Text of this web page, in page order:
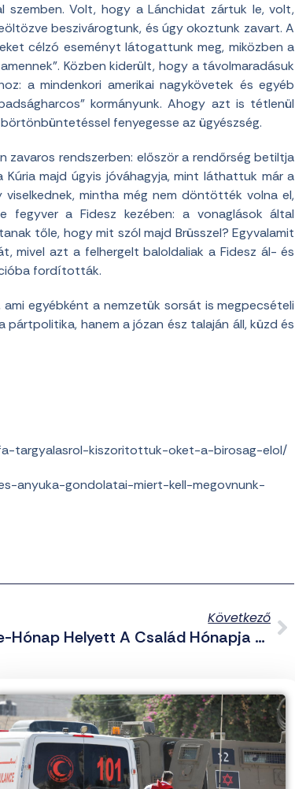
szemben. Volt, hogy a Lánchidat zártuk le, volt,
beszivárogtunk, és úgy okoztunk zavart. A
célzó eseményt látogattunk meg, miközben a
Közben kiderült, hogy a távolmaradásuk
a mindenkori amerikai nagykövetek és egyéb
kormányunk. Ahogy azt is tétlenül
fenyegesse az ügyészség.
zavaros rendszerben: először a rendőrség betiltja
majd úgyis jóváhagyja, mint láthattuk már a
mintha még nem döntötték volna el,
fegyver a Fidesz kezében: a vonaglások által
tőle, hogy mit szól majd Brüsszel? Egyvalamit
mivel azt a felhergelt baloldaliak a Fidesz ál- és
fordították.
egyébként a nemzetük sorsát is megpecsételi
hanem a józan ész talaján áll, küzd és
targyalasrol-kiszoritottuk-oket-a-birosag-elol/
anyuka-gondolatai-miert-kell-megovnunk-
Következő
Pride-Hónap Helyett A Család Hónapja Lett Amerikában A Június